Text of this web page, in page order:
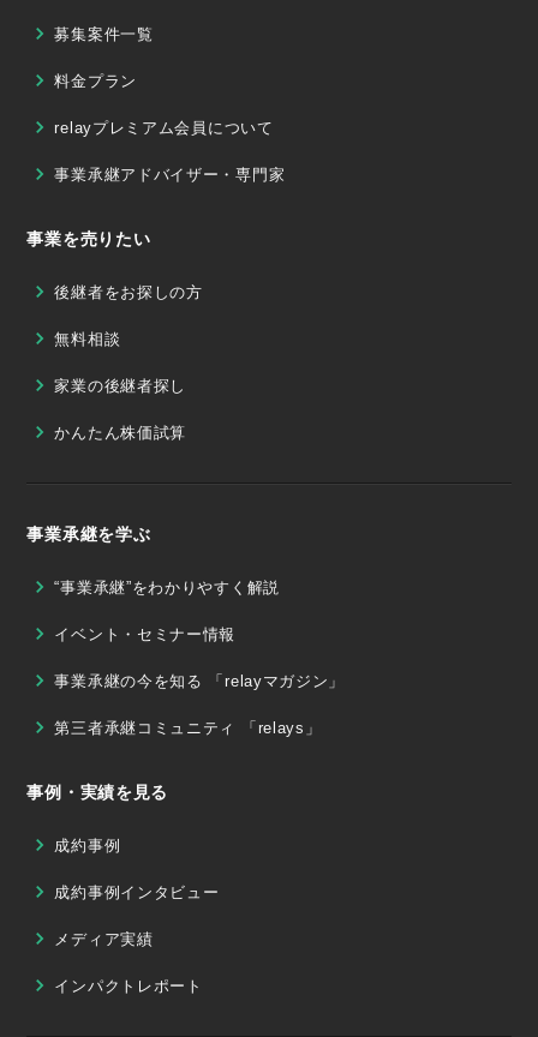
募集案件一覧
料金プラン
relayプレミアム会員について
事業承継アドバイザー・専門家
事業を売りたい
後継者をお探しの方
無料相談
家業の後継者探し
かんたん株価試算
事業承継を学ぶ
“事業承継”をわかりやすく解説
イベント・セミナー情報
事業承継の今を知る 「relayマガジン」
第三者承継コミュニティ 「relays」
事例・実績を見る
成約事例
成約事例インタビュー
メディア実績
インパクトレポート